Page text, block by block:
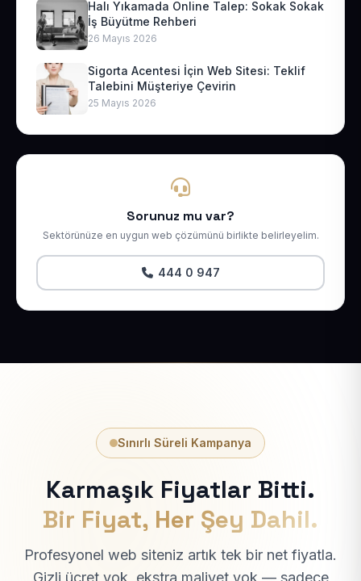
Halı Yıkamada Online Talep: Sokak Sokak
İş Büyütme Rehberi
26 Mayıs 2026
Sigorta Acentesi İçin Web Sitesi: Teklif
Talebini Müşteriye Çevirin
25 Mayıs 2026
Sorunuz mu var?
Sektörünüze en uygun web çözümünü birlikte belirleyelim.
444 0 947
Sınırlı Süreli Kampanya
Karmaşık Fiyatlar Bitti.
Bir Fiyat, Her Şey Dahil.
Profesyonel web siteniz artık tek bir net fiyatla.
Gizli ücret yok, ekstra maliyet yok — sadece